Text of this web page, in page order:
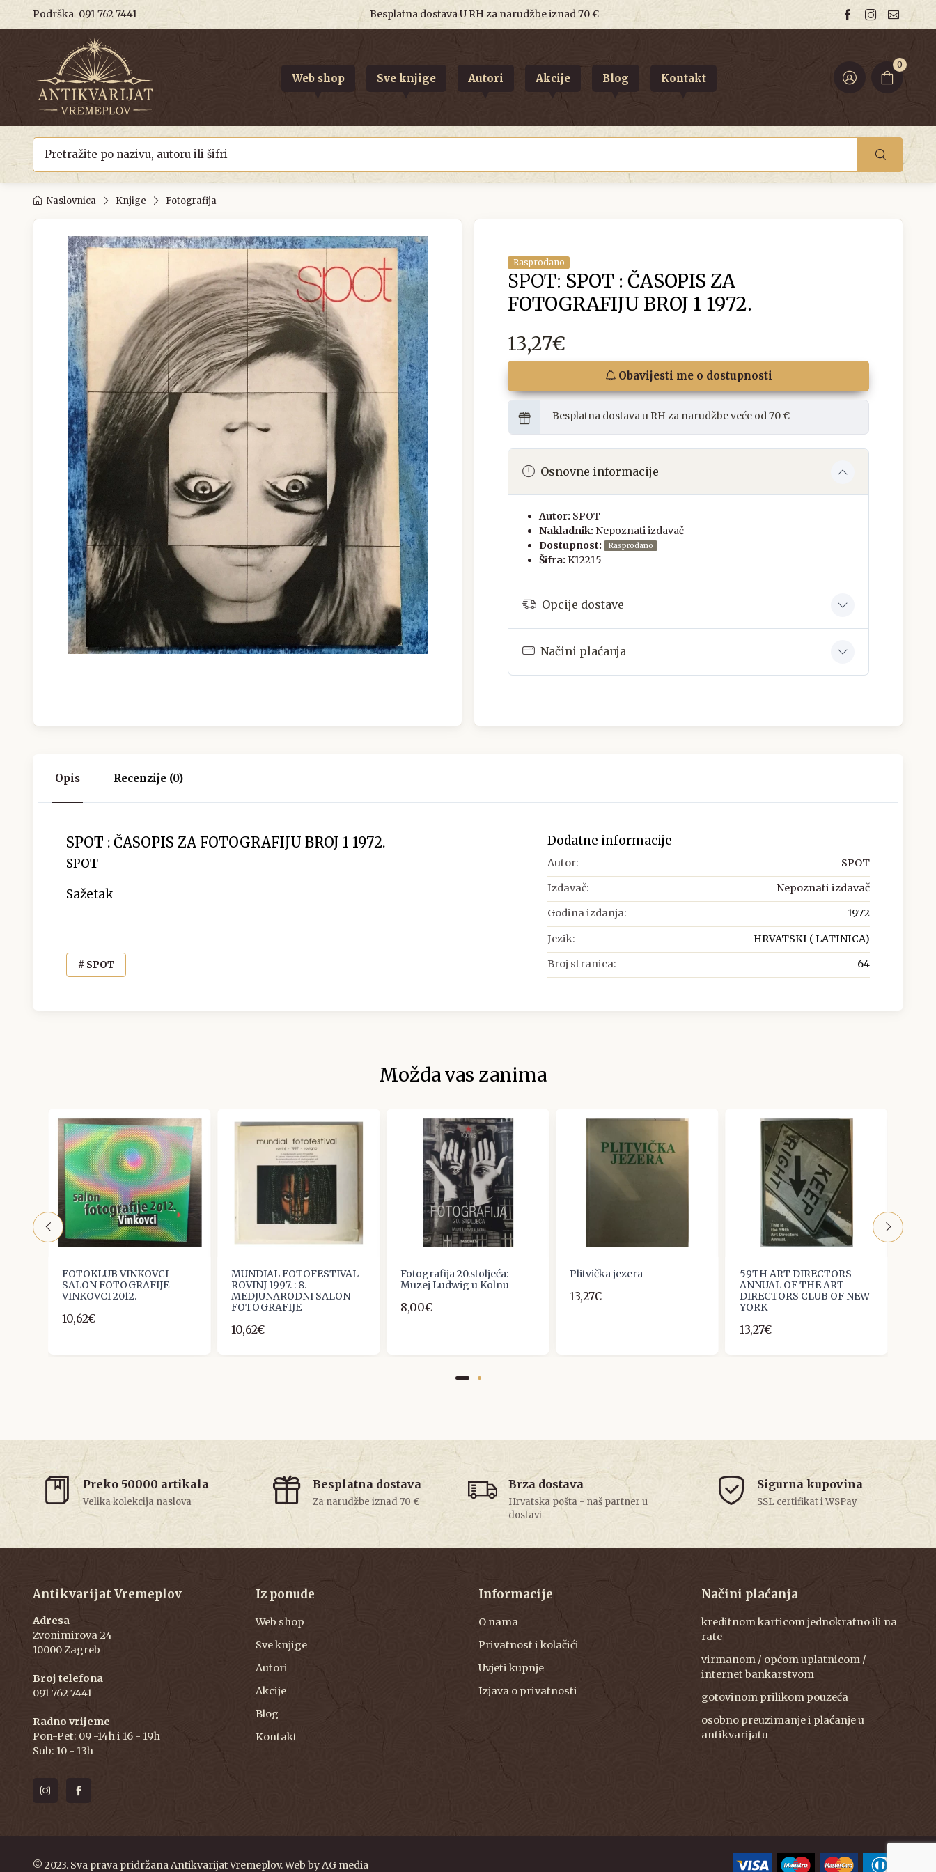
Podrška 091 762 7441 Besplatna dostava U RH za narudžbe iznad 70 €
0
Web shop Sve knjige Autori Akcije Blog Kontakt
Naslovnica Knjige Fotografija
Rasprodano
SPOT: SPOT : ČASOPIS ZA
FOTOGRAFIJU BROJ 1 1972.
13,27€
Obavijesti me o dostupnosti
Besplatna dostava u RH za narudžbe veće od 70 €
Osnovne informacije
Autor: SPOT
Nakladnik: Nepoznati izdavač
Dostupnost:
Rasprodano
Šifra: K12215
Opcije dostave
Načini plaćanja
Opis Recenzije (0)
SPOT : ČASOPIS ZA FOTOGRAFIJU BROJ 1 1972.
SPOT
Sažetak
# SPOT
Dodatne informacije
Autor: SPOT
Izdavač: Nepoznati izdavač
Godina izdanja: 1972
Jezik: HRVATSKI ( LATINICA)
Broj stranica: 64
Možda vas zanima
FOTOKLUB VINKOVCI-
SALON FOTOGRAFIJE
VINKOVCI 2012.
10,62€
MUNDIAL FOTOFESTIVAL
ROVINJ 1997. : 8.
MEDJUNARODNI SALON
FOTOGRAFIJE
10,62€
Fotografija 20.stoljeća:
Muzej Ludwig u Kolnu
8,00€
Plitvička jezera
13,27€
59TH ART DIRECTORS
ANNUAL OF THE ART
DIRECTORS CLUB OF NEW
YORK
13,27€
Preko 50000 artikala
Velika kolekcija naslova
Besplatna dostava
Za narudžbe iznad 70 €
Brza dostava
Hrvatska pošta - naš partner u
dostavi
Sigurna kupovina
SSL certifikat i WSPay
Antikvarijat Vremeplov
Adresa
Zvonimirova 24
10000 Zagreb
Broj telefona
091 762 7441
Radno vrijeme
Pon-Pet: 09 -14h i 16 - 19h
Sub: 10 - 13h
Iz ponude
Web shop
Sve knjige
Autori
Akcije
Blog
Kontakt
Informacije
O nama
Privatnost i kolačići
Uvjeti kupnje
Izjava o privatnosti
Načini plaćanja
kreditnom karticom jednokratno ili na
rate
virmanom / općom uplatnicom /
internet bankarstvom
gotovinom prilikom pouzeća
osobno preuzimanje i plaćanje u
antikvarijatu
© 2023. Sva prava pridržana Antikvarijat Vremeplov. Web byAG media